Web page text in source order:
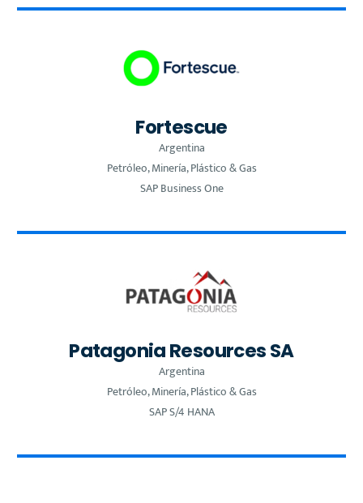
Fortescue
Argentina
Petróleo, Minería, Plástico & Gas
SAP Business One
Patagonia Resources SA
Argentina
Petróleo, Minería, Plástico & Gas
SAP S/4 HANA